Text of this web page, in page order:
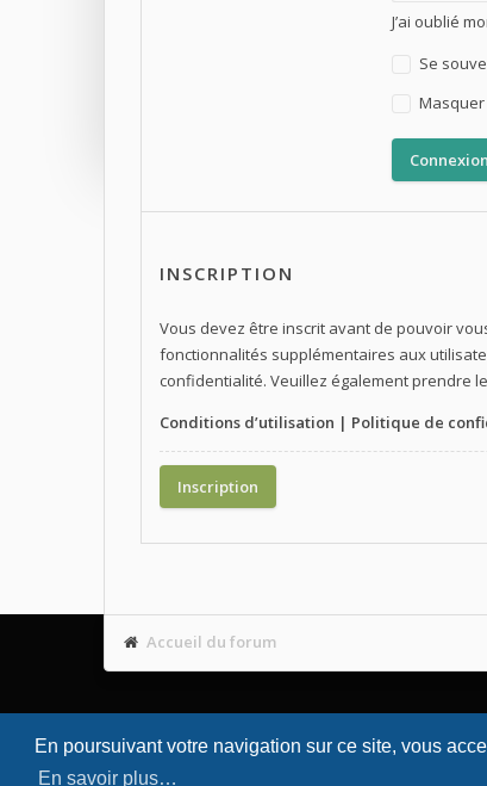
En poursuivant votre navigation sur ce site, vous
En savoir plus…
J’ai oublié
Se
INSCRIPTION
Vous devez être inscrit avant de pouvoir
fonctionnalités supplémentaires aux
confidentialité. Veuillez également prendre
Conditions d’utilisation | Politique de
Inscription
Accueil du forum